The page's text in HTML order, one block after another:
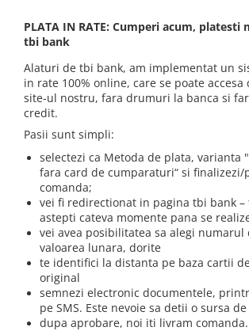
Tricouri & Maiouri
Incaltaminte drumetie
Bocanci alpinism
Ghete drumetie
Pantofi drumetie
Sandale
Intretinere echipamente
Rucsacuri & Accesorii
Saci de dormit
Saltele & Accesorii
PLATA IN RATE: Cumperi acum,
tbi bank
Alaturi de tbi bank, am implementat un
in rate 100% online, care se poate
site-ul nostru, fara drumuri la banca si
credit.
Pasii sunt simpli:
selectezi ca Metoda de plata, varianta
fara card de cumparaturi“ si finalizezi/
comanda;
vei fi redirectionat in pagina tbi bank –
astepti cateva momente pana se
vei avea posibilitatea sa alegi numarul
valoarea lunara, dorite
te identifici la distanta pe baza cartii
original
semnezi electronic documentele,
pe SMS. Este nevoie sa detii o sursa
dupa aprobare, noi iti livram comanda.